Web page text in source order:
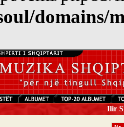
domains/
Ilir